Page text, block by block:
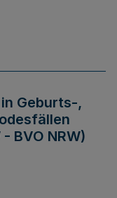
Geburts-,
BVO NRW)